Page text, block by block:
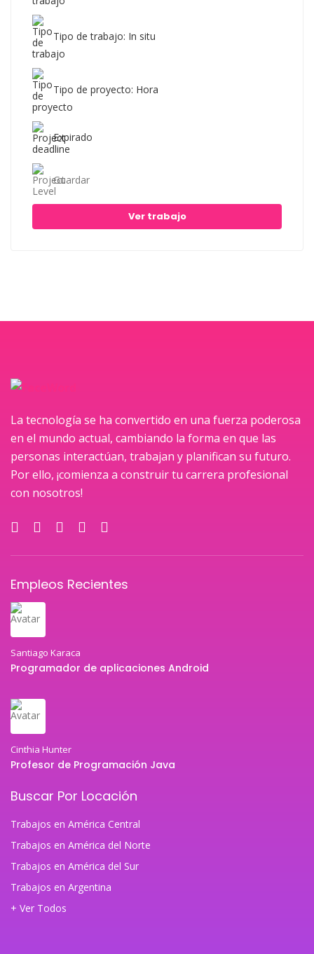
Tipo de trabajo: In situ
Tipo de proyecto: Hora
Expirado
Guardar
Ver trabajo
La tecnología se ha convertido en una fuerza poderosa
en el mundo actual, cambiando la forma en que las
personas interactúan, trabajan y planifican su futuro.
Por ello, ¡comienza a construir tu carrera profesional
con nosotros!
Empleos Recientes
Santiago Karaca
Programador de aplicaciones Android
Cinthia Hunter
Profesor de Programación Java
Buscar Por Locación
Trabajos en América Central
Trabajos en América del Norte
Trabajos en América del Sur
Trabajos en Argentina
+ Ver Todos